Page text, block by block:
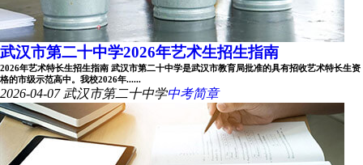
武汉市第二十中学2026年艺术生招生指南
2026年艺术特长生招生指南 武汉市第二十中学是武汉市教育局批准的具有招收艺术特长生资
格的市级示范高中。我校2026年......
2026-04-07 武汉市第二十中学中考简章